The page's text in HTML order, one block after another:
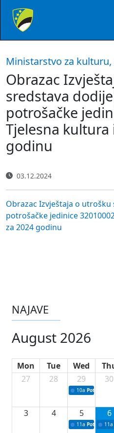
Ministarstvo za
Obrazac
sredstava
potrošačke
Tjelesna kultura
godinu
03.12.2024
Obrazac Izvještaja o
potrošačke jedinice
za 2024 godinu
NAJAVE
August 2026
Mon Tue Wed
27
28 29
10a
30
3 4 5
11a
6
11a